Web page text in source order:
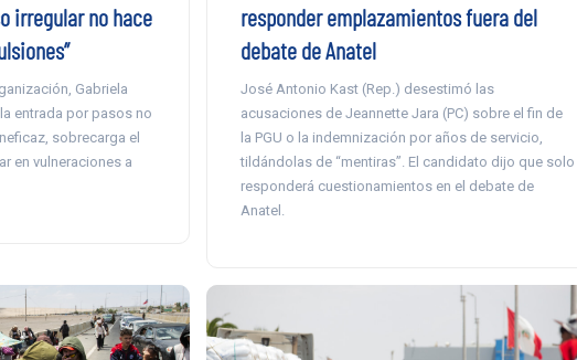
irregular no hace
Gabriela
entrada por pasos no
sobrecarga el
en vulneraciones a
responder emplazamientos fuera del
debate de Anatel
José Antonio Kast (Rep.) desestimó las
acusaciones de Jeannette Jara (PC) sobre el fin de
la PGU o la indemnización por años de servicio,
tildándolas de “mentiras”. El candidato dijo que solo
responderá cuestionamientos en el debate de
Anatel.